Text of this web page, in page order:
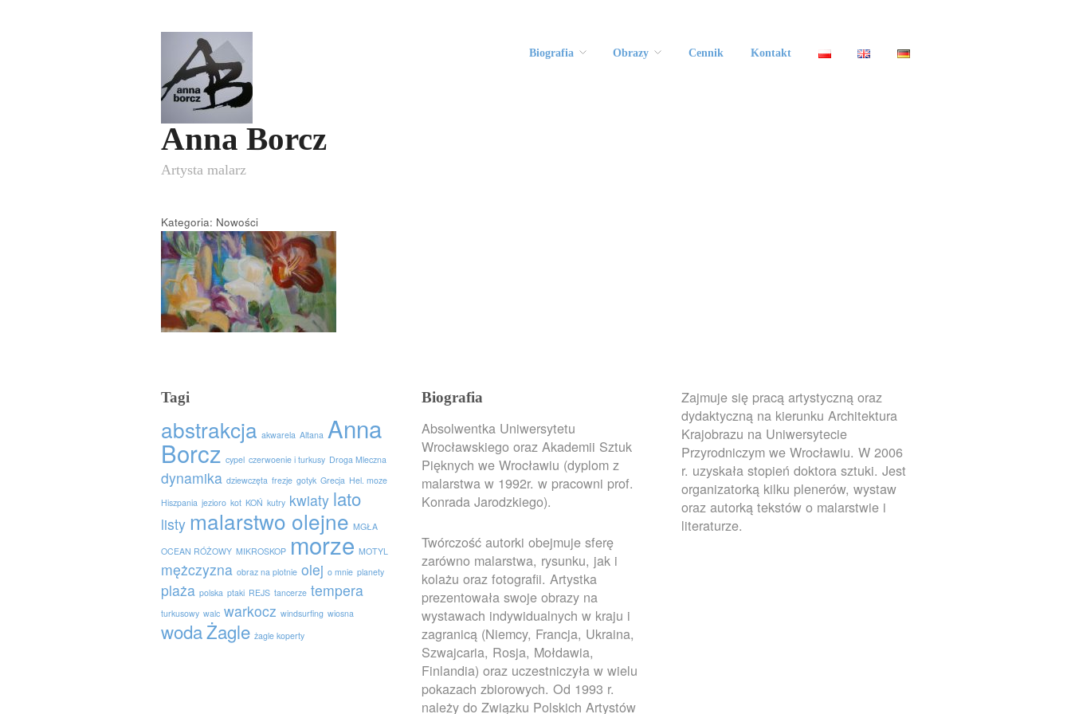
Anna Borcz
Artysta malarz
Biografia Obrazy Cennik Kontakt
Kategoria: Nowości
Tagi
abstrakcja akwarela Altana Anna
Borcz cypel czerwoenie i turkusy Droga Mleczna
dynamika dziewczęta frezje gotyk Grecja Hel. moze
Hiszpania jezioro kot KOŃ kutry kwiaty lato
listy malarstwo olejne MGŁA
OCEAN RÓŻOWY MIKROSKOP morze MOTYL
mężczyzna obraz na plotnie olej o mnie planety
plaża polska ptaki REJS tancerze tempera
turkusowy walc warkocz windsurfing wiosna
wodaŻagle żagle koperty
Biografia
Absolwentka Uniwersytetu
Wrocławskiego oraz Akademii Sztuk
Pięknych we Wrocławiu (dyplom z
malarstwa w 1992r. w pracowni prof.
Konrada Jarodzkiego).
Twórczość autorki obejmuje sferę
zarówno malarstwa, rysunku, jak i
kolażu oraz fotografii. Artystka
prezentowała swoje obrazy na
wystawach indywidualnych w kraju i
zagranicą (Niemcy, Francja, Ukraina,
Szwajcaria, Rosja, Mołdawia,
Finlandia) oraz uczestniczyła w wielu
pokazach zbiorowych. Od 1993 r.
należy do Związku Polskich Artystów
Zajmuje się pracą artystyczną oraz
dydaktyczną na kierunku Architektura
Krajobrazu na Uniwersytecie
Przyrodniczym we Wrocławiu. W 2006
r. uzyskała stopień doktora sztuki. Jest
organizatorką kilku plenerów, wystaw
oraz autorką tekstów o malarstwie i
literaturze.